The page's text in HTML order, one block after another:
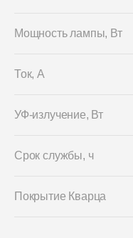
Мощность лампы, Вт
Ток, А
УФ-излучение, Вт
Срок службы, ч
Покрытие Кварца